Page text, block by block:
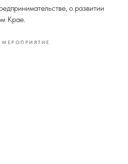
о развитии
Крае.
МЕРОПРИЯТИЕ